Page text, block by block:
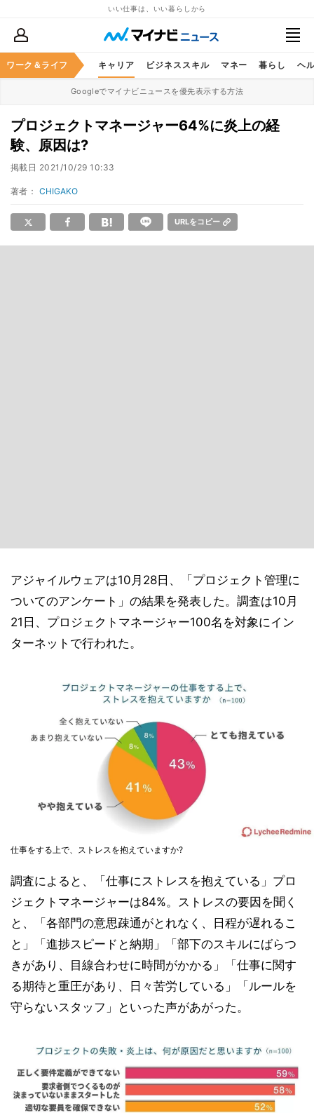
いい仕事は、いい暮らしから
ワーク＆ライフ キャリア ビジネススキル マネー 暮らし ヘ
Googleでマイナビニュースを優先表示する方法
プロジェクトマネージャー64%に炎上の経
験、原因は?
掲載日 2021/10/29 10:33
著者： CHIGAKO
URLをコピー
アジャイルウェアは10月28日、「プロジェクト管理に
ついてのアンケート」の結果を発表した。調査は10月
21日、プロジェクトマネージャー100名を対象にイン
ターネットで行われた。
仕事をする上で、ストレスを抱えていますか?
調査によると、「仕事にストレスを抱えている」プロ
ジェクトマネージャーは84%。ストレスの要因を聞く
と、「各部門の意思疎通がとれなく、日程が遅れるこ
と」「進捗スピードと納期」「部下のスキルにばらつ
きがあり、目線合わせに時間がかかる」「仕事に関す
る期待と重圧があり、日々苦労している」「ルールを
守らないスタッフ」といった声があがった。